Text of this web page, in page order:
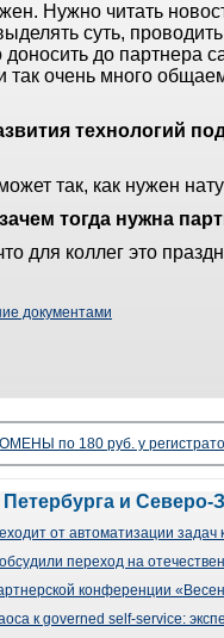
Нужно читать
суть,
до партнера
так очень много
технологий
так, как нужен
тогда нужна
для коллег это
документами
по 180 руб. у
и Северо-
от автоматизации
переход на
конференции
к governed self-service: